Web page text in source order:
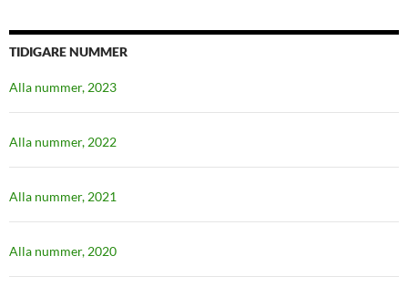
TIDIGARE NUMMER
Alla nummer, 2023
Alla nummer, 2022
Alla nummer, 2021
Alla nummer, 2020